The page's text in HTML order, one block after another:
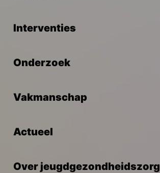
Interventies
Onderzoek
Vakmanschap
Actueel
Over jeugdgezondheidszorg